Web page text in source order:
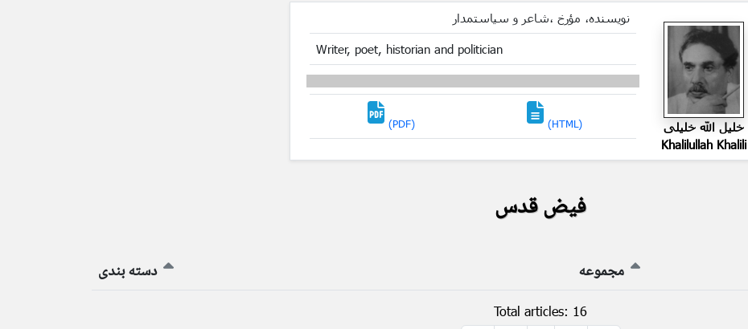
نویسنده، مؤرخ ،شاعر و سیاستمدار
Writer, poet, historian and politician
(PDF) (HTML)
خلیل الله خلیلی
Khalilullah Khalili
فیض قدس
مجموعه دسته بندی
Total articles: 16